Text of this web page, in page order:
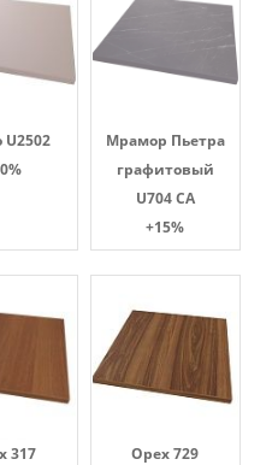
U2502
Мрамор Пьетра
графитовый
U704 CA
+15%
317
Орех 729